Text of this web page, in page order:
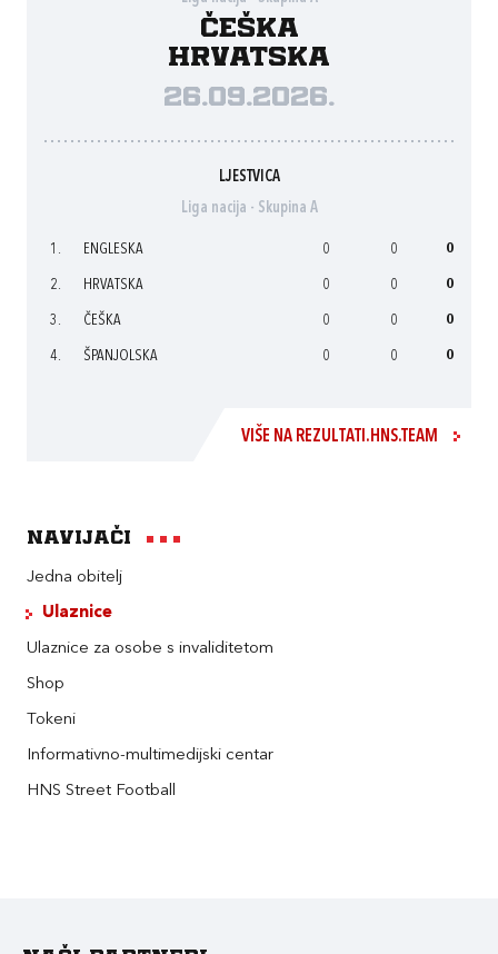
Češka
Hrvatska
26.09.2026.
LJESTVICA
Liga nacija - Skupina A
1. ENGLESKA 0 0 0
2. HRVATSKA 0 0 0
3. ČEŠKA 0 0 0
4. ŠPANJOLSKA 0 0 0
VIŠE NA REZULTATI.HNS.TEAM
Navijači
Jedna obitelj
Ulaznice
Ulaznice za osobe s invaliditetom
Shop
Tokeni
Informativno-multimedijski centar
HNS Street Football